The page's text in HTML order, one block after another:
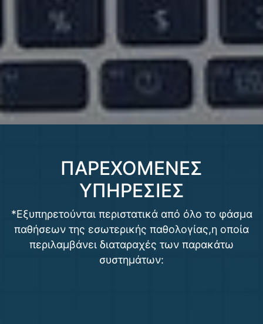
ΠΑΡΕΧΟΜΕΝΕΣ
ΥΠΗΡΕΣΙΕΣ
*Εξυπηρετούνται περιστατικά από όλο το φάσμα
παθήσεων της εσωτερικής παθολογίας,η οποία
περιλαμβάνει διαταραχές των παρακάτω
συστημάτων: